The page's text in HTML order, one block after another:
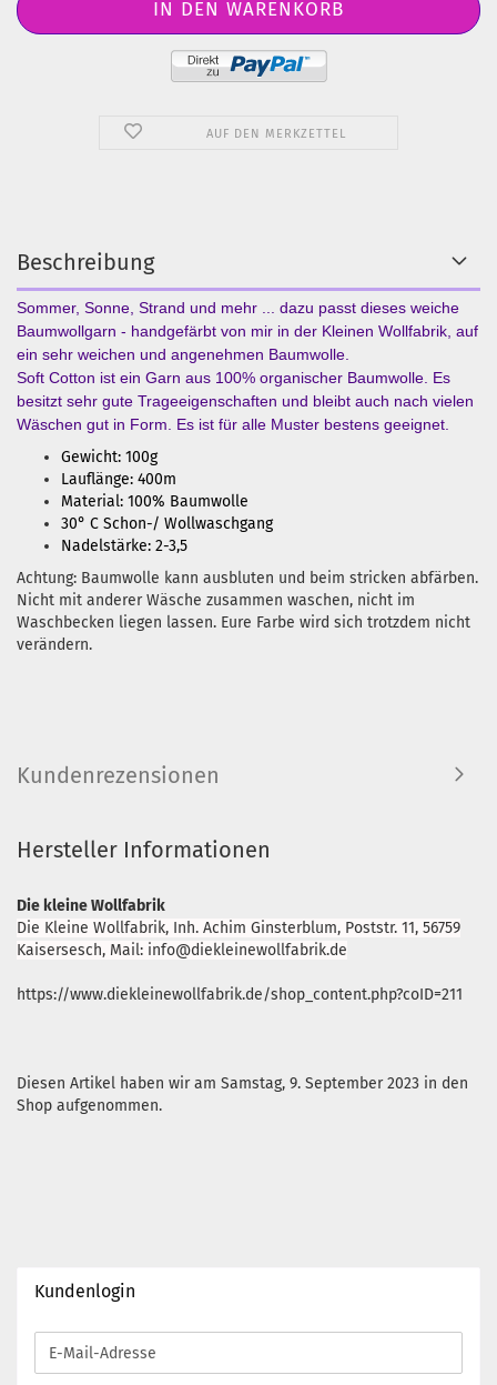
AUF DEN MERKZETTEL
Beschreibung
Sommer, Sonne, Strand und mehr ... dazu passt dieses weiche
Baumwollgarn - handgefärbt von mir in der Kleinen Wollfabrik, auf
ein sehr weichen und angenehmen Baumwolle.
Soft Cotton ist ein Garn aus 100% organischer Baumwolle. Es
besitzt sehr gute Trageeigenschaften und bleibt auch nach vielen
Wäschen gut in Form. Es ist für alle Muster bestens geeignet.
Gewicht: 100g
Lauflänge: 400m
Material: 100% Baumwolle
30° C Schon-/ Wollwaschgang
Nadelstärke: 2-3,5
Achtung: Baumwolle kann ausbluten und beim stricken abfärben.
Nicht mit anderer Wäsche zusammen waschen, nicht im
Waschbecken liegen lassen. Eure Farbe wird sich trotzdem nicht
verändern.
Kundenrezensionen
Hersteller Informationen
Die kleine Wollfabrik
Die Kleine Wollfabrik, Inh. Achim Ginsterblum, Poststr. 11, 56759
Kaisersesch, Mail: info@diekleinewollfabrik.de
https://www.diekleinewollfabrik.de/shop_content.php?coID=211
Diesen Artikel haben wir am Samstag, 9. September 2023 in den
Shop aufgenommen.
Kundenlogin
E-
Mail-